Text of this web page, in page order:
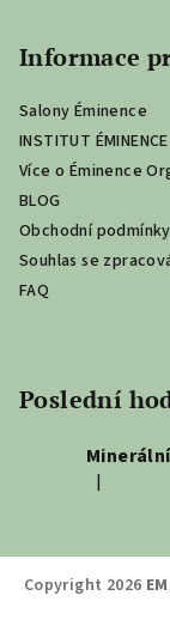
Informace
Salony Éminence
INSTITUT
Více o Éminence
BLOG
Obchodní podmínky
Souhlas se
FAQ
Poslední
|
Copyright 2026